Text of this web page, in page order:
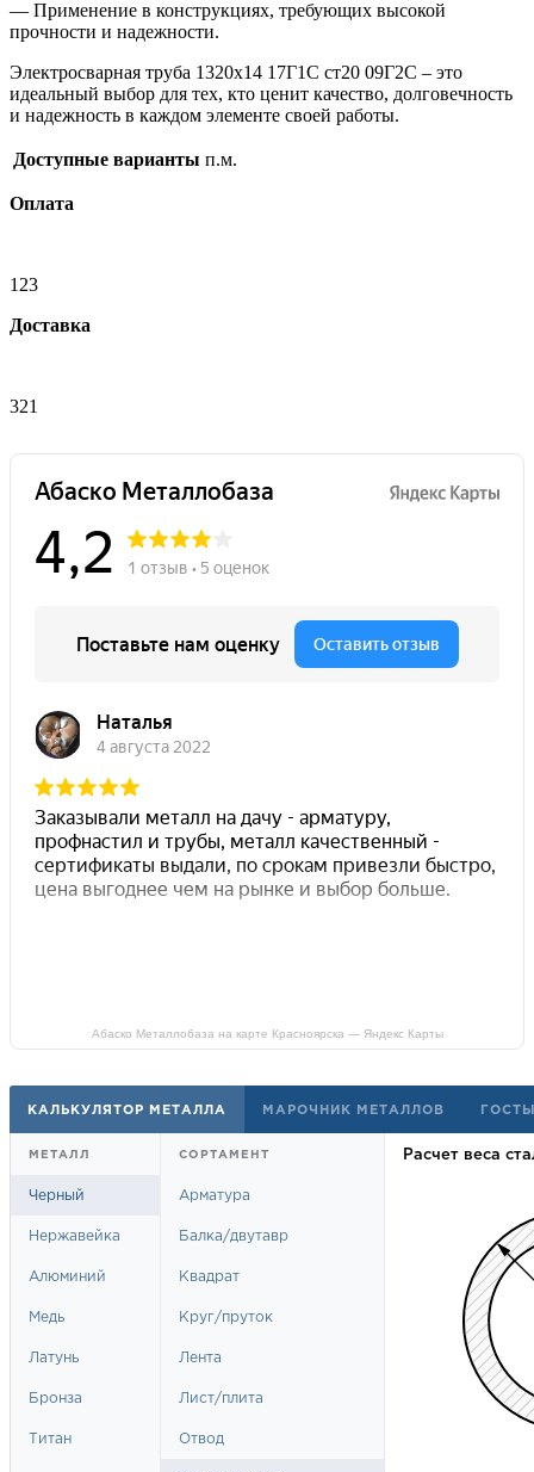
— Применение в конструкциях, требующих высокой
прочности и надежности.
Электросварная труба 1320х14 17Г1С ст20 09Г2С – это
идеальный выбор для тех, кто ценит качество, долговечность
и надежность в каждом элементе своей работы.
Доступные варианты п.м.
Оплата
123
Доставка
321
Абаско Металлобаза на карте Красноярска — Яндекс Карты